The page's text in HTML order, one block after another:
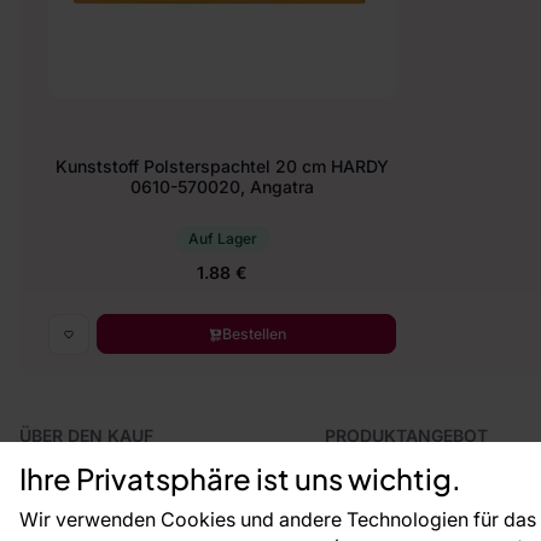
Ihre Privatsphäre ist uns wichtig.
Wir verwenden Cookies und andere Technologien für
Kunststoff Polsterspachtel 20 cm HARDY
0610-570020, Angatra
Auf Lager
1.88 €
Bestellen
ÜBER DEN KAUF
Versand und Bezahlung
Vertragsrücktritt
PRODUKTANGEBOT
Fototapeten
Leiste
Dekoration